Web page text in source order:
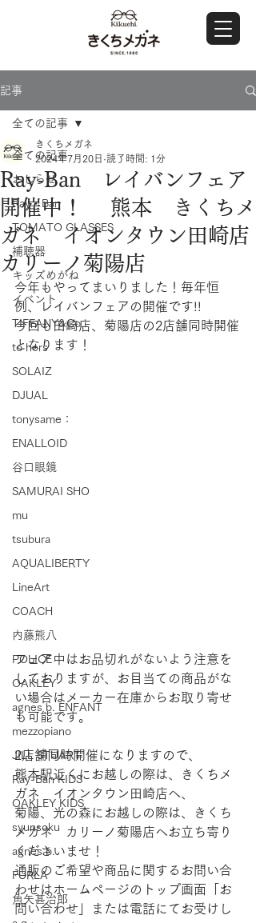
記事
全ての記事
おしらせ
Ray・Ban
TOMATO GLASSES
補聴器
キッズめがね
イベント
TIFFANY&Co.
to hers
SOLAIZ
DJUAL
tonysame：
ENALLOID
谷口眼鏡
SAMURAI SHO
mu
tsubura
AQUALIBERTY
LineArt
COACH
内藤熊八
POLICE
OAKLEY
agnes b. ENFANT
mezzopiano
JILL STUART
Ray-Ban KIDS
OAKLEY KIDS
syunsoku
agnes b.
FURLA
角矢甚治郎
全ての記事
Ray-Ban レイバンフェア
開催中！ 熊本 きくちメ
ガネ イオンタウン田崎店
カリーノ菊陽店
きくちメガネ
2024年7月20日 読了時間: 1分
今年もやってまいりました！毎年恒
例、レイバンフェアの開催です!!
今回も田崎店、菊陽店の2店舗同時開催
となります！
フェア中はお品切れがないよう注意を
しておりますが、お目当ての商品がな
い場合はメーカー在庫からお取り寄せ
も可能です。
2店舗同時開催になりますので、
熊本駅近くにお越しの際は、きくちメ
ガネ　イオンタウン田崎店へ、
菊陽、光の森にお越しの際は、きくち
メガネ　カリーノ菊陽店へお立ち寄り
くださいませ！
通販のご希望や商品に関するお問い合
わせはホームページのトップ画面「お
問い合わせ」または電話にてお受けし